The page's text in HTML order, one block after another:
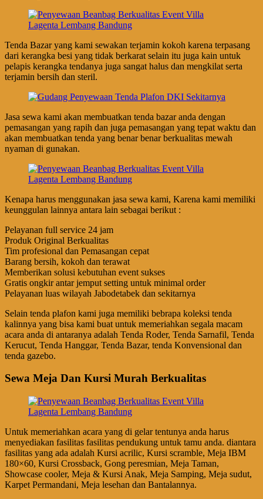
Tenda Bazar yang kami sewakan terjamin kokoh karena terpasang
dari kerangka besi yang tidak berkarat selain itu juga kain untuk
pelapis kerangka tendanya juga sangat halus dan mengkilat serta
terjamin bersih dan steril.
Jasa sewa kami akan membuatkan tenda bazar anda dengan
pemasangan yang rapih dan juga pemasangan yang tepat waktu dan
akan membuatkan tenda yang benar benar berkualitas mewah
nyaman di gunakan.
Kenapa harus menggunakan jasa sewa kami, Karena kami memiliki
keunggulan lainnya antara lain sebagai berikut :
Pelayanan full service 24 jam
Produk Original Berkualitas
Tim profesional dan Pemasangan cepat
Barang bersih, kokoh dan terawat
Memberikan solusi kebutuhan event sukses
Gratis ongkir antar jemput setting untuk minimal order
Pelayanan luas wilayah Jabodetabek dan sekitarnya
Selain tenda plafon kami juga memiliki bebrapa koleksi tenda
kalinnya yang bisa kami buat untuk memeriahkan segala macam
acara anda di antaranya adalah Tenda Roder, Tenda Sarnafil, Tenda
Kerucut, Tenda Hanggar, Tenda Bazar, tenda Konvensional dan
tenda gazebo.
Sewa Meja Dan Kursi Murah Berkualitas
Untuk memeriahkan acara yang di gelar tentunya anda harus
menyediakan fasilitas fasilitas pendukung untuk tamu anda. diantara
fasilitas yang ada adalah Kursi acrilic, Kursi scramble, Meja IBM
180×60, Kursi Crossback, Gong peresmian, Meja Taman,
Showcase cooler, Meja & Kursi Anak, Meja Samping, Meja sudut,
Karpet Permandani, Meja lesehan dan Bantalannya.